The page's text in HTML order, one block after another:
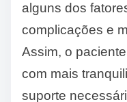
alguns dos
complicações e
Assim, o
com mais
suporte